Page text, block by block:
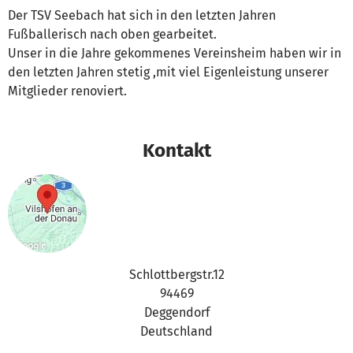
Der TSV Seebach hat sich in den letzten Jahren
Fußballerisch nach oben gearbeitet.
Unser in die Jahre gekommenes Vereinsheim haben wir in
den letzten Jahren stetig ,mit viel Eigenleistung unserer
Mitglieder renoviert.
Kontakt
Schlottbergstr.12
94469
Deggendorf
Deutschland